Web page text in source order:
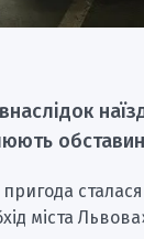
сталася
міста